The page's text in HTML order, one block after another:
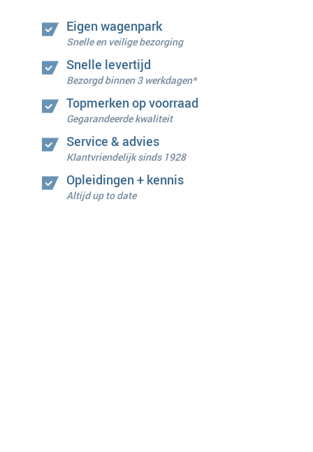
Eigen wagenpark
Snelle en veilige bezorging
Snelle levertijd
Bezorgd binnen 3 werkdagen*
Topmerken op voorraad
Gegarandeerde kwaliteit
Service & advies
Klantvriendelijk sinds 1928
Opleidingen + kennis
Altijd up to date